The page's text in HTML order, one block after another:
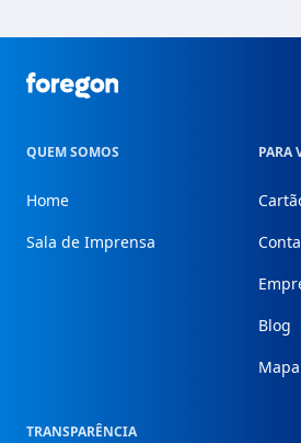
Foregon.com
QUEM SOMOS
Home
Sala de Imprensa
PARA
Blog
TRANSPARÊNCIA